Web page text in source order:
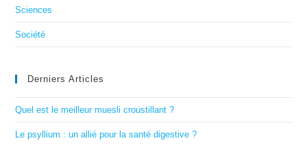
Sciences
Société
Derniers Articles
Quel est le meilleur muesli croustillant ?
Le psyllium : un allié pour la santé digestive ?